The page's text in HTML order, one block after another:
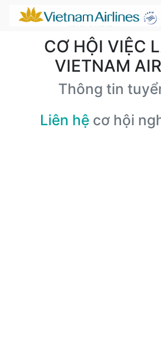
CƠ HỘI VIỆC
VIETNAM
Thông tin
Liên hệ cơ hội